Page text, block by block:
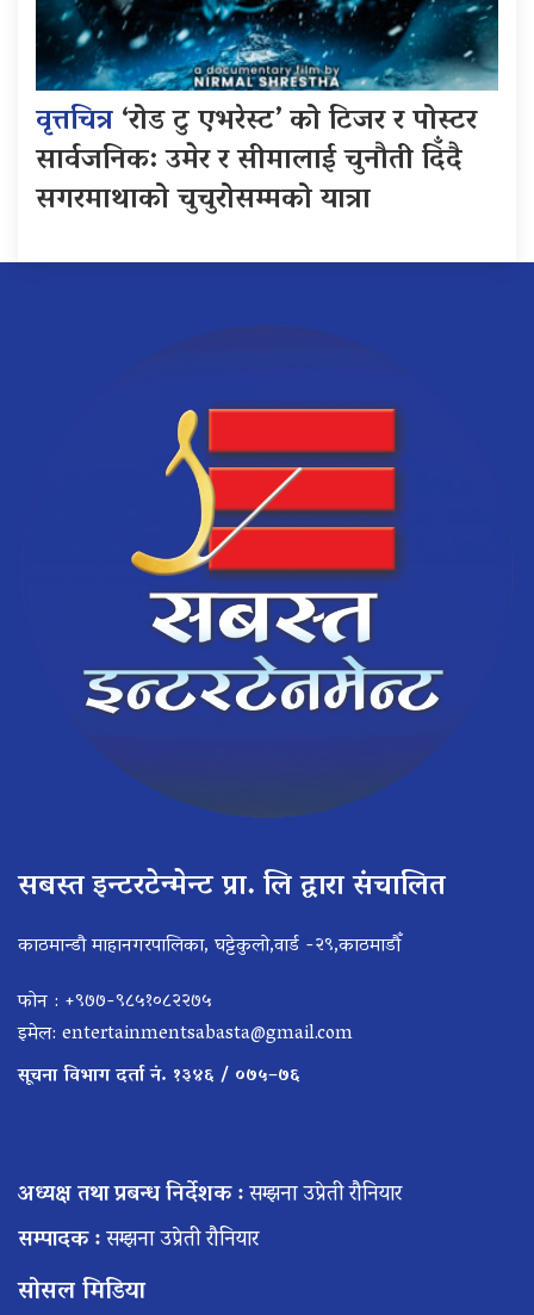
वृत्तचित्र‘रोड टु एभरेस्ट’ को टिजर र पोस्टर
सार्वजनिक: उमेर र सीमालाई चुनौती दिँदै
सगरमाथाको चुचुरोसम्मको यात्रा
सबस्त इन्टरटेन्मेन्ट प्रा. लि द्वारा संचालित
काठमान्डौ माहानगरपालिका, घट्टेकुलो,वार्ड -२९,काठमाडौँ
फोन : +९७७-९८५१०८२२७५
इमेल: entertainmentsabasta@gmail.com
सूचना विभाग दर्ता नं. १३४६ / ०७५–७६
अध्यक्ष तथा प्रबन्ध निर्देशक :सम्झना उप्रेती रौनियार
सम्पादक :सम्झना उप्रेती रौनियार
सोसल मिडिया